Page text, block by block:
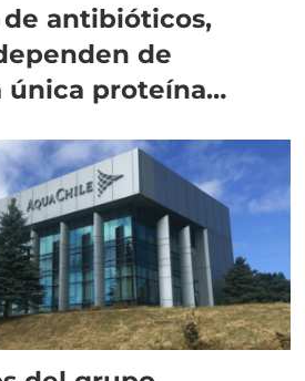
antibióticos,
de
única proteína